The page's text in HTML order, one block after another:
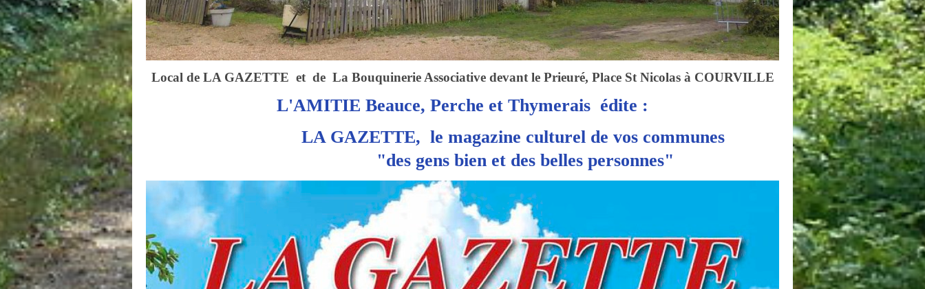
Local de LA GAZETTE et de La Bouquinerie Associative devant le Prieuré, Place St Nicolas à COURVILLE
L'AMITIE Beauce, Perche et Thymerais édite :
LA GAZETTE, le magazine culturel de vos communes
"des gens bien et des belles personnes"